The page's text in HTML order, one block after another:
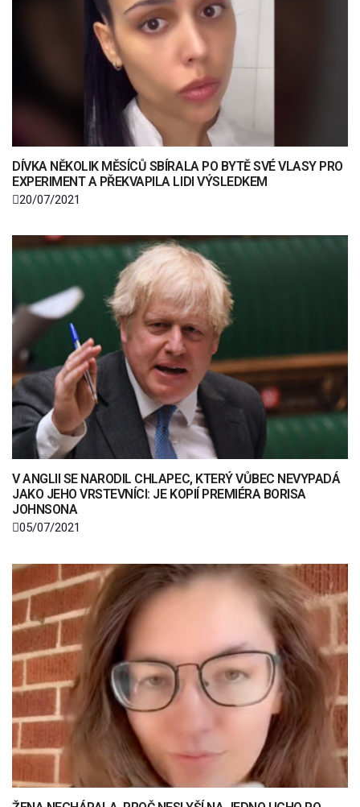
DÍVKA NĚKOLIK MĚSÍCŮ SBÍRALA PO BYTĚ SVÉ VLASY PRO
EXPERIMENT A PŘEKVAPILA LIDI VÝSLEDKEM
20/07/2021
V ANGLII SE NARODIL CHLAPEC, KTERÝ VŮBEC NEVYPADÁ
JAKO JEHO VRSTEVNÍCI: JE KOPIÍ PREMIÉRA BORISA
JOHNSONA
05/07/2021